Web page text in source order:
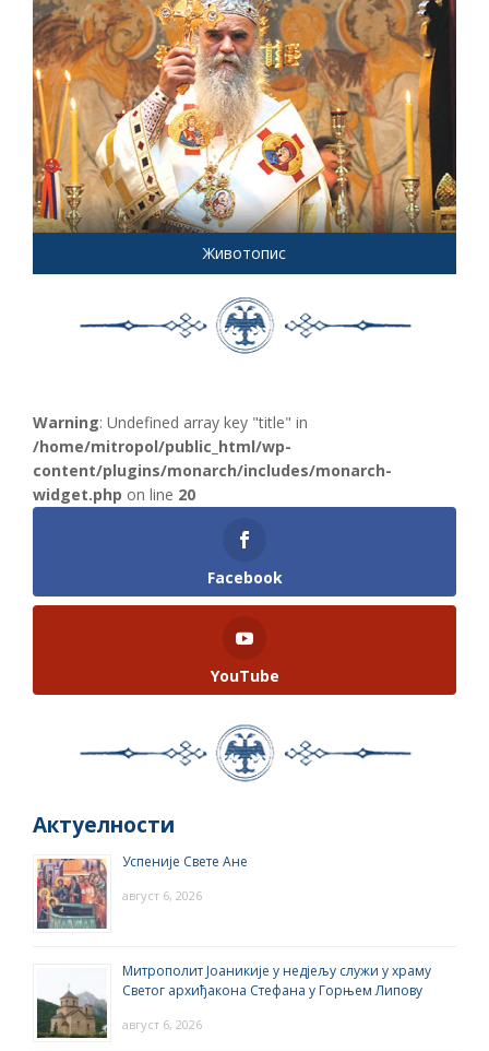
Животопис
Warning: Undefined array key "title" in
/home/mitropol/public_html/wp-
content/plugins/monarch/includes/monarch-
widget.php on line 20
Facebook
YouTube
Актуелности
Успеније Свете Ане
август 6, 2026
Митрополит Јоаникије у недјељу служи у храму
Светог архиђакона Стефана у Горњем Липову
август 6, 2026